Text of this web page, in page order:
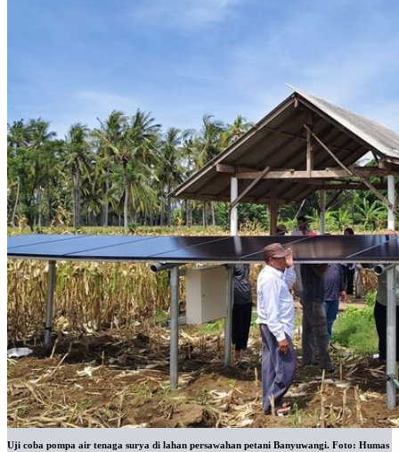
Uji coba pompa air tenaga surya di lahan persawahan petani Banyuwangi. Foto: Humas